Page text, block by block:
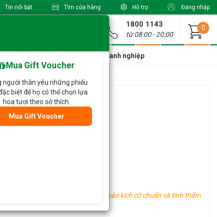
Tin nổi bật Tìm cửa hàng Hỗ trợ Đăng nhập
1800 1143
từ 08:00 - 20:00
0
Dành cho doanh nghiệp
201
tùy vào tình hình thực tế.
vực khác nhau, tuy nhiên vẫn đảm bảo kích cỡ chuẩn và tính thẩm
Mua Gift Voucher
người thân yêu những phiếu
biệt để họ có thể chọn lựa
hoa tươi theo sở thích.
Mua Gift Voucher